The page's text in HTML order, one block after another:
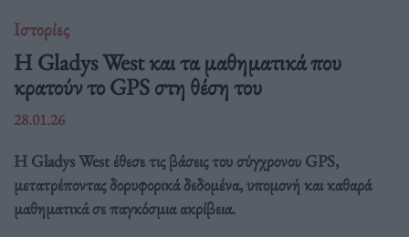
Ιστορίες
Η Gladys West και τα μαθηματικά που
κρατούν το GPS στη θέση του
28.01.26
Η Gladys West έθεσε τις βάσεις του σύγχρονου GPS,
μετατρέποντας δορυφορικά δεδομένα, υπομονή και καθαρά
μαθηματικά σε παγκόσμια ακρίβεια.